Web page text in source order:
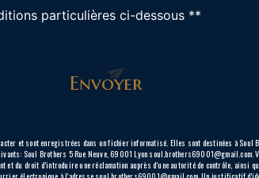
particulières ci-dessous **
Envoyer
et sont enregistrées dans un fichier informatisé. Elles sont destinées à
Soul Brothers 5 Rue Neuve, 69001 Lyon soul.brothers69001@gmail.com.
et du droit d’introduire une réclamation auprès d’une autorité de contrôle, ainsi